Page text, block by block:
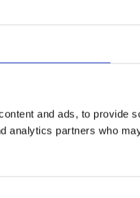
and ads, to provide
analytics partners who